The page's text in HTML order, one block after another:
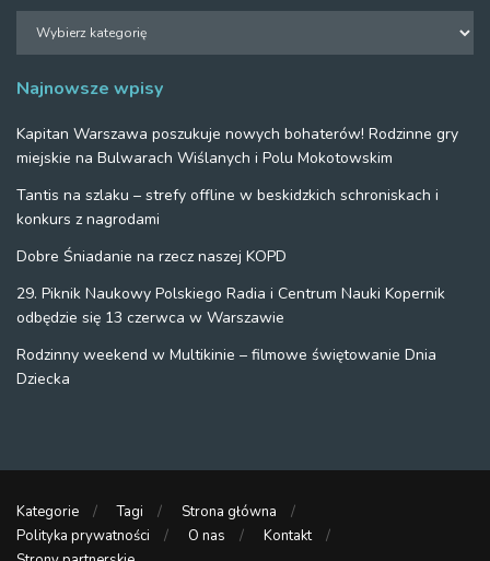
Najnowsze wpisy
Kapitan Warszawa poszukuje nowych bohaterów! Rodzinne gry
miejskie na Bulwarach Wiślanych i Polu Mokotowskim
Tantis na szlaku – strefy offline w beskidzkich schroniskach i
konkurs z nagrodami
Dobre Śniadanie na rzecz naszej KOPD
29. Piknik Naukowy Polskiego Radia i Centrum Nauki Kopernik
odbędzie się 13 czerwca w Warszawie
Rodzinny weekend w Multikinie – filmowe świętowanie Dnia
Dziecka
Kategorie Tagi
Strona główna
Polityka prywatności
O nas
Kontakt